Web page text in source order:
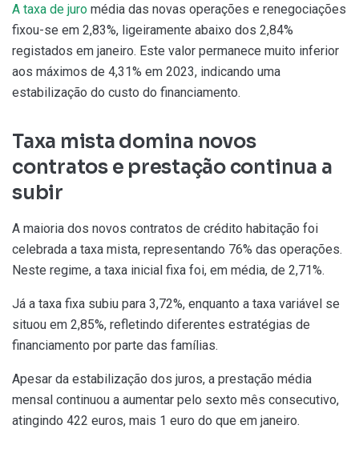
A taxa de juro média das novas operações e renegociações
fixou-se em 2,83%, ligeiramente abaixo dos 2,84%
registados em janeiro. Este valor permanece muito inferior
aos máximos de 4,31% em 2023, indicando uma
estabilização do custo do financiamento.
Taxa mista domina novos
contratos e prestação continua a
subir
A maioria dos novos contratos de crédito habitação foi
celebrada a taxa mista, representando 76% das operações.
Neste regime, a taxa inicial fixa foi, em média, de 2,71%.
Já a taxa fixa subiu para 3,72%, enquanto a taxa variável se
situou em 2,85%, refletindo diferentes estratégias de
financiamento por parte das famílias.
Apesar da estabilização dos juros, a prestação média
mensal continuou a aumentar pelo sexto mês consecutivo,
atingindo 422 euros, mais 1 euro do que em janeiro.